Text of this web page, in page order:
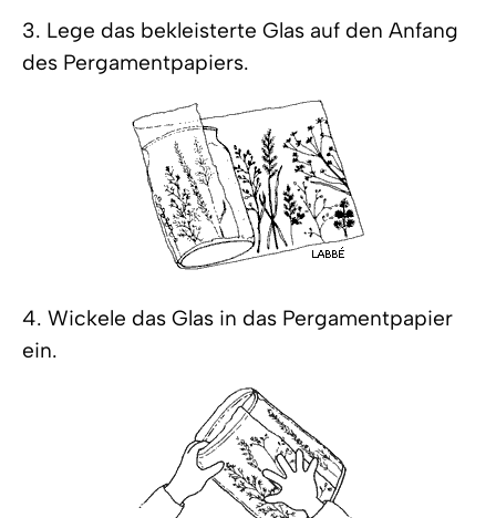
3. Lege das bekleisterte Glas auf den Anfang
des Pergamentpapiers.
4. Wickele das Glas in das Pergamentpapier
ein.